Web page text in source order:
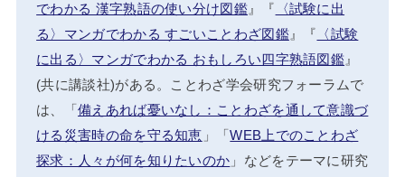
でわかる 漢字熟語の使い分け図鑑』『 〈試験に出
る〉マンガでわかる すごいことわざ図鑑』『 〈試験
に出る〉マンガでわかる おもしろい四字熟語図鑑 』
(共に講談社)がある。ことわざ学会研究フォーラムで
は、「備えあれば憂いなし：ことわざを通して意識づ
ける災害時の命を守る知恵 」「WEB上でのことわざ
探求：人々が何を知りたいのか 」などをテーマに研究